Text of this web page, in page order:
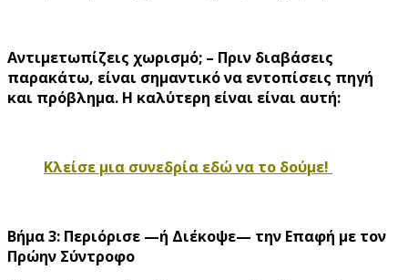
Αντιμετωπίζεις χωρισμό; – Πριν διαβάσεις
παρακάτω, είναι σημαντικό να εντοπίσεις πηγή
και πρόβλημα. Η καλύτερη είναι είναι αυτή:
Κλείσε μια συνεδρία εδώ να το δούμε!
Βήμα 3: Περιόρισε —ή Διέκοψε— την Επαφή με τον
Πρώην Σύντροφο